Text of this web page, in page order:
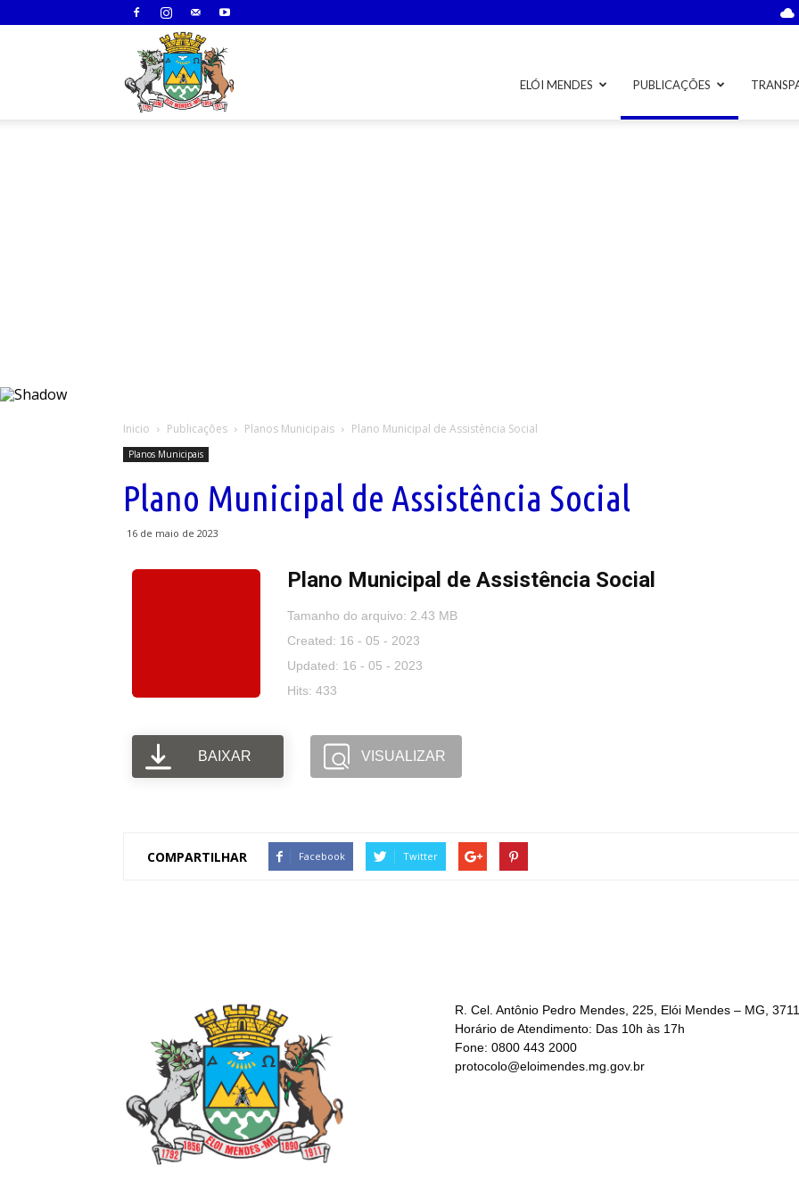
ELÓI MENDES PUBLICAÇÕES
Inicio Publicações Planos Municipais Plano Municipal de Assistência Social
Planos Municipais
Plano Municipal de Assistência Social
16 de maio de 2023
Plano Municipal de Assistência Social
Tamanho do arquivo: 2.43 MB
Created: 16 - 05 - 2023
Updated: 16 - 05 - 2023
Hits: 433
BAIXAR VISUALIZAR
COMPARTILHAR Facebook Twitter
R. Cel. Antônio Pedro Mendes, 225, Elói Mendes – MG,
Horário de Atendimento: Das 10h às 17h
Fone: 0800 443 2000
protocolo@eloimendes.mg.gov.br